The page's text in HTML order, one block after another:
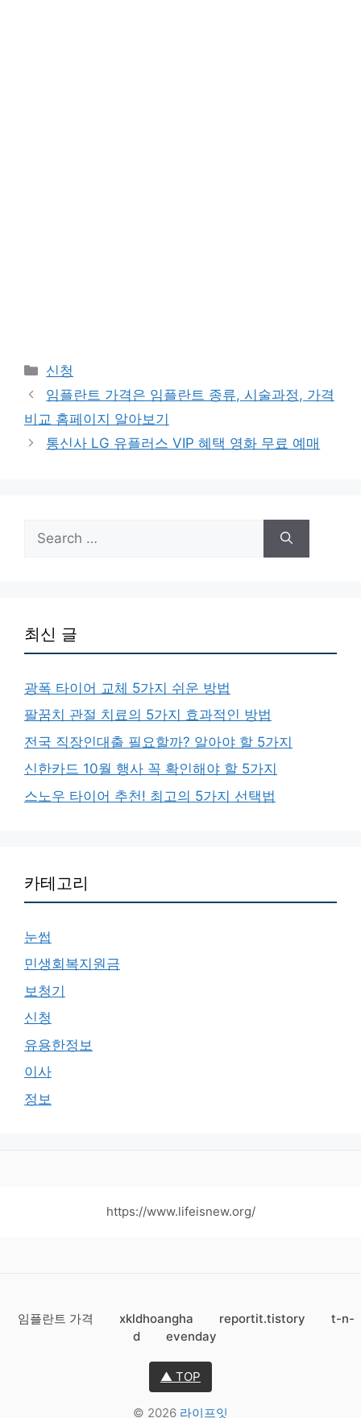
Categories
신청
임플란트 가격은 임플란트 종류, 시술과정, 가격
비교 홈페이지 알아보기
통신사 LG 유플러스 VIP 혜택 영화 무료 예매
for:
최신 글
광폭 타이어 교체 5가지 쉬운 방법
팔꿈치 관절 치료의 5가지 효과적인 방법
전국 직장인대출 필요할까? 알아야 할 5가지
신한카드 10월 행사 꼭 확인해야 할 5가지
스노우 타이어 추천! 최고의 5가지 선택법
카테고리
눈썹
민생회복지원금
보청기
신청
유용한정보
이사
정보
https://www.lifeisnew.org/
임플란트 가격 xkldhoangha reportit.tistory
t-n-
d
evenday
▲ TOP
© 2026 라이프잇